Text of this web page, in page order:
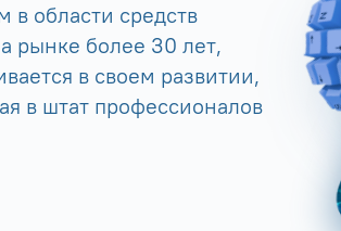
в области средств
рынке более 30 лет,
в своем развитии,
в штат профессионалов